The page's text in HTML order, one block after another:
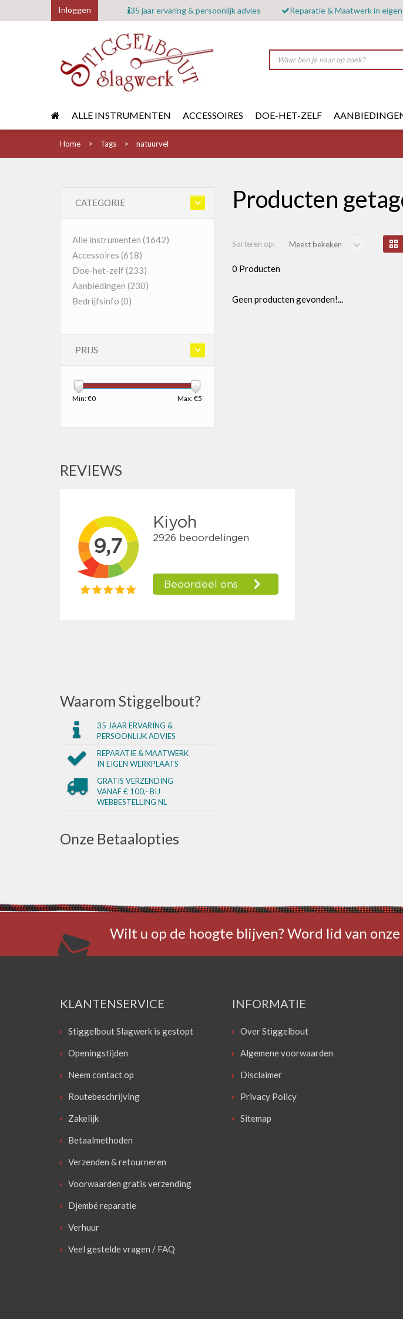
Inloggen 35 jaar ervaring & persoonlijk advies Reparatie & Maatwerk in
ALLE INSTRUMENTEN ACCESSOIRES DOE-HET-ZELF
Home Tags natuurvel
CATEGORIE
Alle instrumenten (1642)
Accessoires (618)
Doe-het-zelf(233)
Aanbiedingen (230)
Bedrijfsinfo (0)
PRIJS
Min: €0 Max: €5
REVIEWS
Waarom Stiggelbout?
35 JAAR ERVARING &
PERSOONLIJK ADVIES
REPARATIE & MAATWERK
IN EIGEN WERKPLAATS
GRATIS VERZENDING
VANAF € 100,- BIJ
WEBBESTELLING NL
Onze Betaalopties
Producten
Sorteren op: Meest bekeken
0 Producten
Geen producten gevonden!...
Wilt u op de hoogte blijven? Word lid van
KLANTENSERVICE
Stiggelbout Slagwerk is gestopt
Openingstijden
Neem contact op
Routebeschrijving
Zakelijk
Betaalmethoden
Verzenden & retourneren
Voorwaarden gratis verzending
Djembé reparatie
Verhuur
Veel gestelde vragen / FAQ
INFORMATIE
Over Stiggelbout
Algemene voorwaarden
Disclaimer
Privacy Policy
Sitemap